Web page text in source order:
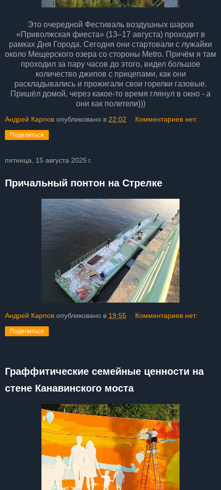
Это очередной Фестиваль воздушных шаров
«Приволжская фиеста» (13–17 августа) проходит в
рамках Дня Города. Сегодня они стартовали с лужайки
около Мещерского озера со стороны Metro. Причём я там
проходил за пару часов до этого, видел большое
количество джипов с прицепами, как они
раскладывались и прожигали свои горелки газовые.
Пришёл домой, через какое-то время глянул в окно - а
они как полетели)))
Андрей Карпов опубликовано в 22:02 Комментариев нет:
Поделиться
пятница, 15 августа 2025 г.
Причальный понтон на Стрелке
Андрей Карпов опубликовано в 19:55 Комментариев нет:
Поделиться
Граффитические семейные ценности на
стене Канавинского моста